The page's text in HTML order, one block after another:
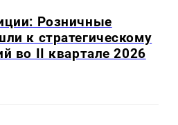
Розничные
к стратегическому
во II квартале 2026